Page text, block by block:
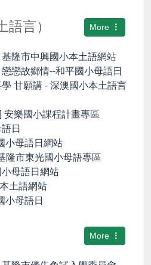
More
語言）
隆市中興國小本土語網站
戀故鄉情--和平國小母語日
甘願講 - 深澳國小本土語言
安樂國小課程計畫專區
日
小母語日網站
隆市東光國小母語專區
母語日網站
土語網站
小母語日
More